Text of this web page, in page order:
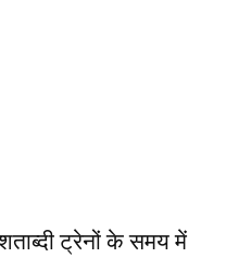
ट्रेनों के समय में